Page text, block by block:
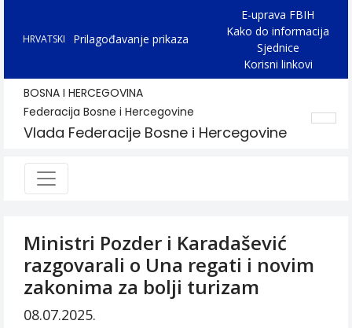
HRVATSKI Prilagođavanje prikaza
E-uprava FBIH
Kako do informacija
Sjednice
Korisni linkovi
BOSNA I HERCEGOVINA
Federacija Bosne i Hercegovine
Vlada Federacije Bosne i Hercegovine
Ministri Pozder i Karadašević
razgovarali o Una regati i novim
zakonima za bolji turizam
08.07.2025.